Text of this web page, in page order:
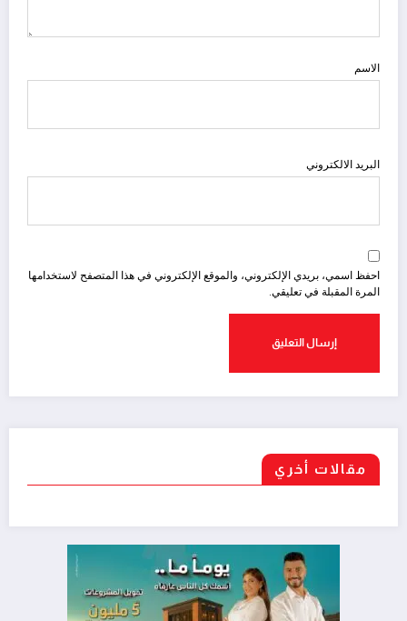
الاسم
البريد الالكتروني
احفظ اسمي، بريدي الإلكتروني، والموقع الإلكتروني في هذا المتصفح لاستخدامها
المرة المقبلة في تعليقي.
مقالات أخري